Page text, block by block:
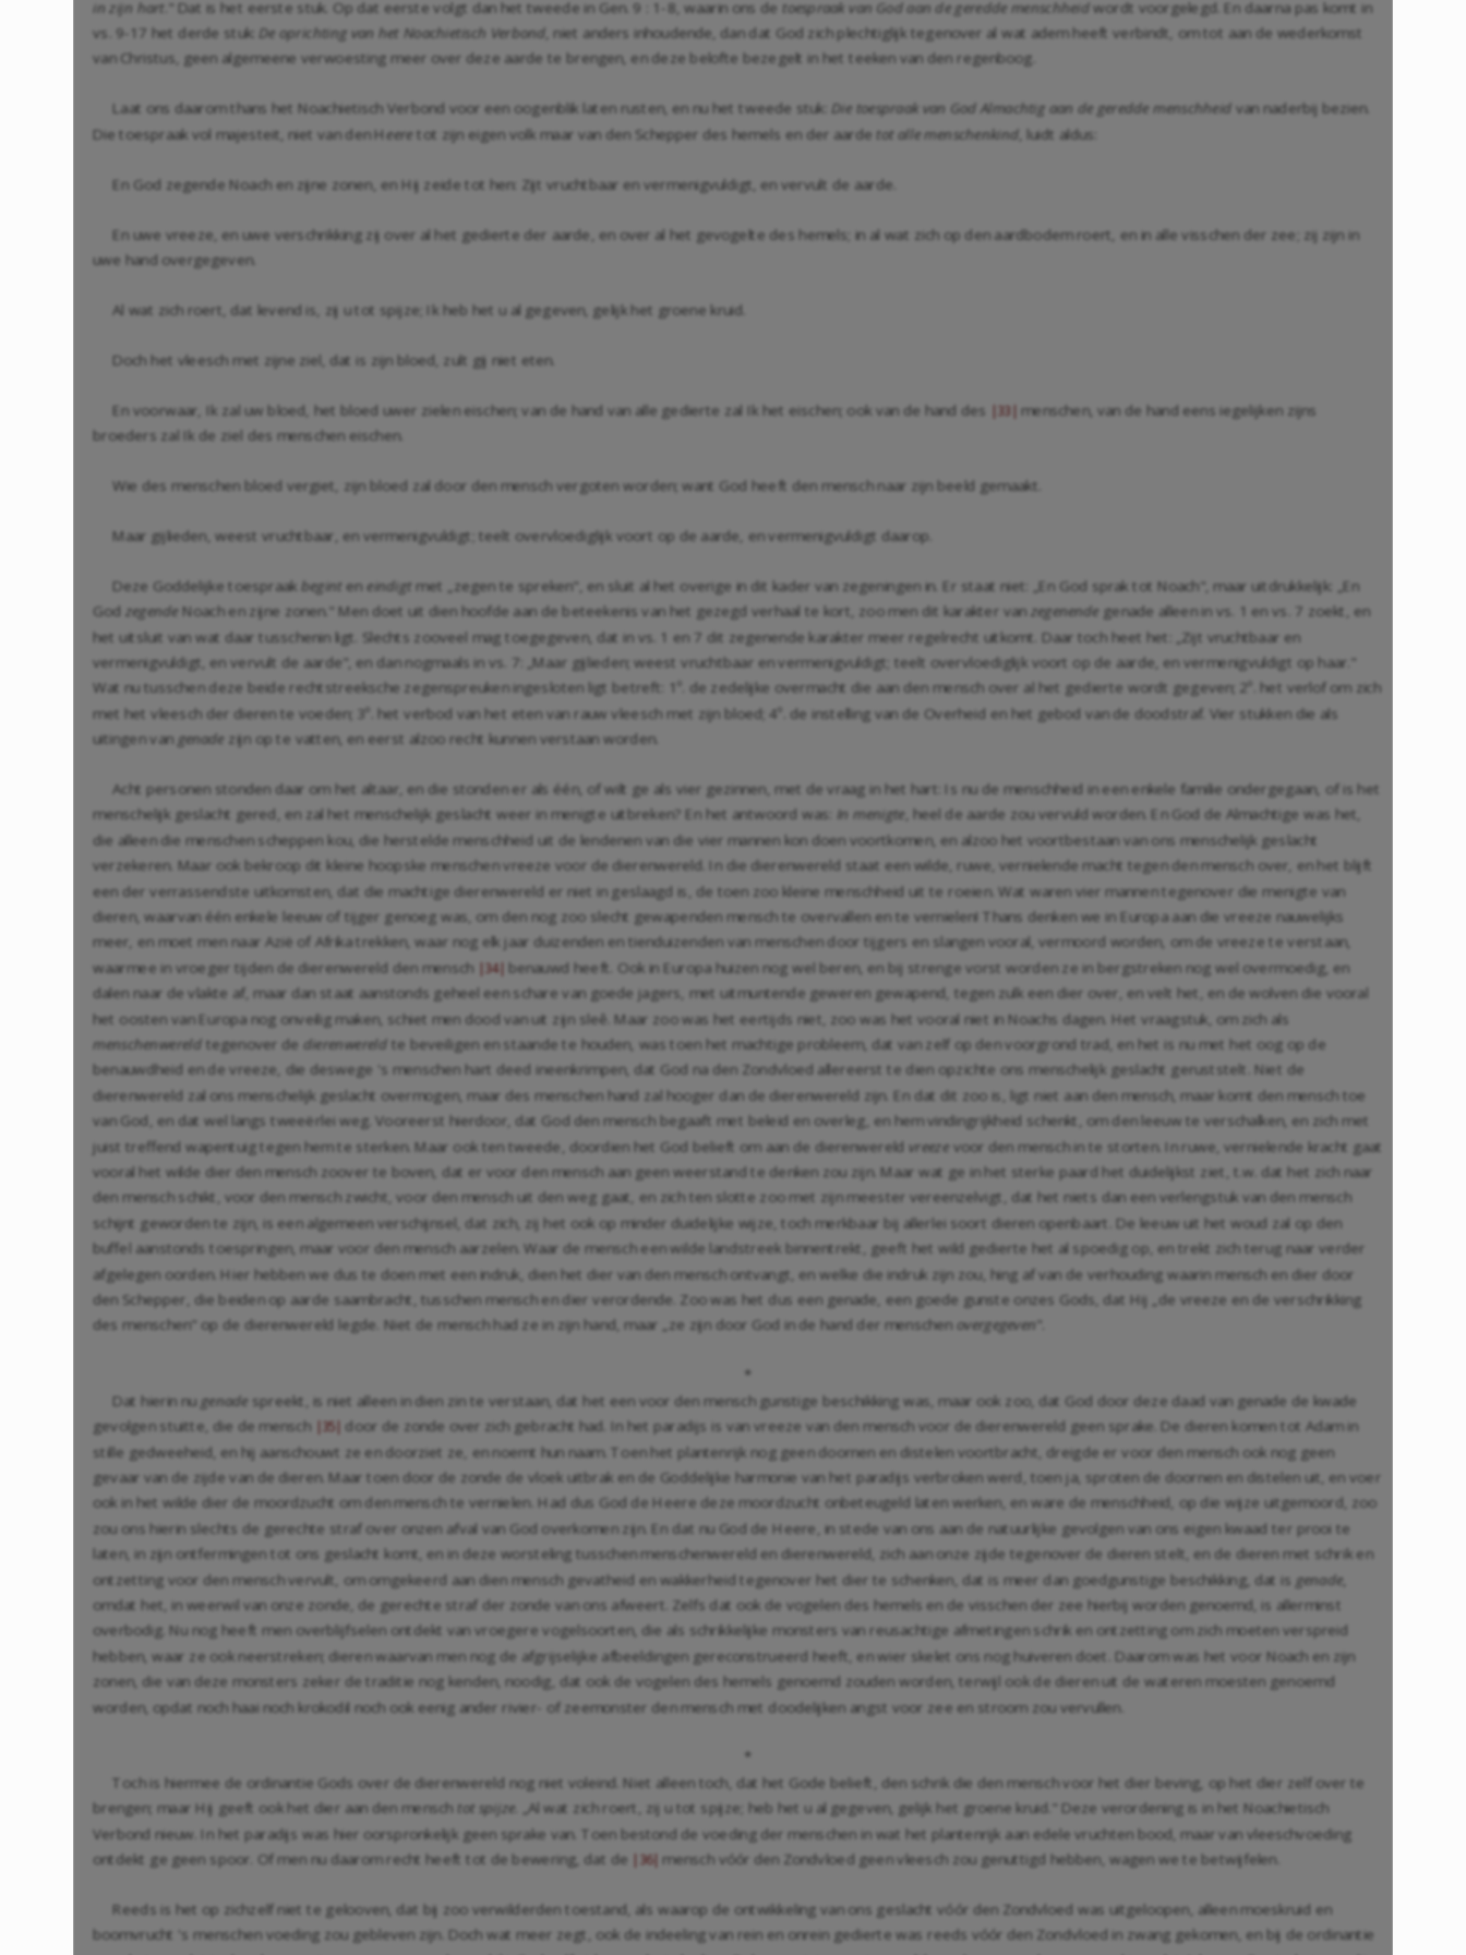
in zijn hart ." Dat is het eerste stuk. Op dat eerste volgt dan het tweede in Gen. 9 : 1-8, waarin ons de toespraak van God aan de geredde menschheidwordt voorgelegd. En daarna pas komt in
vs. 9-17 het derde stuk: De oprichting van het Noachietisch Verbond , niet anders inhoudende, dan dat God zich plechtiglijk tegenover al wat adem heeft verbindt, om tot aan de wederkomst
van Christus, geen algemeene verwoesting meer over deze aarde te brengen, en deze belofte bezegelt in het teeken van den regenboog.
Laat ons daarom thans het Noachietisch Verbond voor een oogenblik laten rusten, en nu het tweede stuk: Die toespraak van God Almachtig aan de geredde menschheid van naderbij bezien.
Die toespraak vol majesteit, niet van den Heere tot zijn eigen volk maar van den Schepper des hemels en der aarde tot alle menschenkind , luidt aldus:
En God zegende Noach en zijne zonen, en Hij zeide tot hen: Zijt vruchtbaar en vermenigvuldigt, en vervult de aarde.
En uwe vreeze, en uwe verschrikking zij over al het gedierte der aarde, en over al het gevogelte des hemels; in al wat zich op den aardbodem roert, en in alle visschen der zee; zij zijn in
uwe hand overgegeven.
Al wat zich roert, dat levend is, zij u tot spijze; Ik heb het u al gegeven, gelijk het groene kruid.
Doch het vleesch met zijne ziel, dat is zijn bloed, zult gij niet eten.
En voorwaar, Ik zal uw bloed, het bloed uwer zielen eischen; van de hand van alle gedierte zal Ik het eischen; ook van de hand des |33| menschen, van de hand eens iegelijken zijns
broeders zal Ik de ziel des menschen eischen.
Wie des menschen bloed vergiet, zijn bloed zal door den mensch vergoten worden; want God heeft den mensch naar zijn beeld gemaakt.
Maar gijlieden, weest vruchtbaar, en vermenigvuldigt; teelt overvloediglijk voort op de aarde, en vermenigvuldigt daarop.
Deze Goddelijke toespraak begint eneindigt met „zegen te spreken", en sluit al het overige in dit kader van zegeningen in. Er staat niet: „En God sprak tot Noach", maar uitdrukkelijk: „En
God zegende Noach en zijne zonen." Men doet uit dien hoofde aan de beteekenis van het gezegd verhaal te kort, zoo men dit karakter van zegenende genade alleen in vs. 1 en vs. 7 zoekt, en
het uitsluit van wat daar tusschenin ligt. Slechts zooveel mag toegegeven, dat in vs. 1 en 7 dit zegenende karakter meer regelrecht uitkomt. Daar toch heet het: „Zijt vruchtbaar en
vermenigvuldigt, en vervult de aarde", en dan nogmaals in vs. 7: „Maar gijlieden; weest vruchtbaar en vermenigvuldigt; teelt overvloediglijk voort op de aarde, en vermenigvuldigt op haar."
Wat nu tusschen deze beide rechtstreeksche zegenspreuken ingesloten ligt betreft: 1º. de zedelijke overmacht die aan den mensch over al het gedierte wordt gegeven; 2º. het verlof om zich
met het vleesch der dieren te voeden; 3º. het verbod van het eten van rauw vleesch met zijn bloed; 4º. de instelling van de Overheid en het gebod van de doodstraf. Vier stukken die als
uitingen van genade zijn op te vatten, en eerst alzoo recht kunnen verstaan worden.
Acht personen stonden daar om het altaar, en die stonden er als één, of wilt ge als vier gezinnen, met de vraag in het hart: Is nu de menschheid in een enkele familie ondergegaan, of is het
menschelijk geslacht gered, en zal het menschelijk geslacht weer in menigte uitbreken? En het antwoord was: In menigte , heel de aarde zou vervuld worden. En God de Almachtige was het,
die alleen die menschen scheppen kou, die herstelde menschheid uit de lendenen van die vier mannen kon doen voortkomen, en alzoo het voortbestaan van ons menschelijk geslacht
verzekeren. Maar ook bekroop dit kleine hoopske menschen vreeze voor de dierenwereld. In die dierenwereld staat een wilde, ruwe, vernielende macht tegen den mensch over, en het blijft
een der verrassendste uitkomsten, dat die machtige dierenwereld er niet in geslaagd is, de toen zoo kleine menschheid uit te roeien. Wat waren vier mannen tegenover die menigte van
dieren, waarvan één enkele leeuw of tijger genoeg was, om den nog zoo slecht gewapenden mensch te overvallen en te vernielen! Thans denken we in Europa aan die vreeze nauwelijks
meer, en moet men naar Azië of Afrika trekken, waar nog elk jaar duizenden en tienduizenden van menschen door tijgers en slangen vooral, vermoord worden, om de vreeze te verstaan,
waarmee in vroeger tijden de dierenwereld den mensch
|34| benauwd heeft. Ook in Europa huizen nog wel beren, en bij strenge vorst worden ze in bergstreken nog wel overmoedig, en
dalen naar de vlakte af, maar dan staat aanstonds geheel een schare van goede jagers, met uitmuntende geweren gewapend, tegen zulk een dier over, en velt het, en de wolven die vooral
het oosten van Europa nog onveilig maken, schiet men dood van uit zijn sleê. Maar zoo was het eertijds niet, zoo was het vooral niet in Noachs dagen. Het vraagstuk, om zich als
menschenwereld tegenover de dierenwereld te beveiligen en staande te houden, was toen het machtige probleem, dat van zelf op den voorgrond trad, en het is nu met het oog op de
benauwdheid en de vreeze, die deswege 's menschen hart deed ineenkrimpen, dat God na den Zondvloed allereerst te dien opzichte ons menschelijk geslacht geruststelt. Niet de
dierenwereld zal ons menschelijk geslacht overmogen, maar des menschen hand zal hooger dan de dierenwereld zijn. En dat dit zoo is, ligt niet aan den mensch, maar komt den mensch toe
van God, en dat wel langs tweeërlei weg. Vooreerst hierdoor, dat God den mensch begaaft met beleid en overleg, en hem vindingrijkheid schenkt, om den leeuw te verschalken, en zich met
juist treffend wapentuig tegen hem te sterken. Maar ook ten tweede, doordien het God belieft om aan de dierenwereld vreeze voor den mensch in te storten. In ruwe, vernielende kracht gaat
vooral het wilde dier den mensch zoover te boven, dat er voor den mensch aan geen weerstand te denken zou zijn. Maar wat ge in het sterke paard het duidelijkst ziet, t.w. dat het zich naar
den mensch schikt, voor den mensch zwicht, voor den mensch uit den weg gaat, en zich ten slotte zoo met zijn meester vereenzelvigt, dat het niets dan een verlengstuk van den mensch
schijnt geworden te zijn, is een algemeen verschijnsel, dat zich, zij het ook op minder duidelijke wijze, toch merkbaar bij allerlei soort dieren openbaart. De leeuw uit het woud zal op den
buffel aanstonds toespringen, maar voor den mensch aarzelen. Waar de mensch een wilde landstreek binnentrekt, geeft het wild gedierte het al spoedig op, en trekt zich terug naar verder
afgelegen oorden. Hier hebben we dus te doen met een indruk, dien het dier van den mensch ontvangt, en welke die indruk zijn zou, hing af van de verhouding waarin mensch en dier door
den Schepper, die beiden op aarde saambracht, tusschen mensch en dier verordende. Zoo was het dus een genade, een goede gunste onzes Gods, dat Hij „de vreeze en de verschrikking
des menschen" op de dierenwereld legde. Niet de mensch had ze in zijn hand, maar „ze zijn door God in de hand der menschen overgegeven".
*
Dat hierin nu genade spreekt, is niet alleen in dien zin te verstaan, dat het een voor den mensch gunstige beschikking was, maar ook zoo, dat God door deze daad van genade de kwade
gevolgen stuitte, die de mensch
|35| door de zonde over zich gebracht had. In het paradijs is van vreeze van den mensch voor de dierenwereld geen sprake. De dieren komen tot Adam in
stille gedweeheid, en hij aanschouwt ze en doorziet ze, en noemt hun naam. Toen het plantenrijk nog geen doornen en distelen voortbracht, dreigde er voor den mensch ook nog geen
gevaar van de zijde van de dieren. Maar toen door de zonde de vloek uitbrak en de Goddelijke harmonie van het paradijs verbroken werd, toen ja, sproten de doornen en distelen uit, en voer
ook in het wilde dier de moordzucht om den mensch te vernielen. Had dus God de Heere deze moordzucht onbeteugeld laten werken, en ware de menschheid, op die wijze uitgemoord, zoo
zou ons hierin slechts de gerechte straf over onzen afval van God overkomen zijn. En dat nu God de Heere, in stede van ons aan de natuurlijke gevolgen van ons eigen kwaad ter prooi te
laten, in zijn ontfermingen tot ons geslacht komt, en in deze worsteling tusschen menschenwereld en dierenwereld, zich aan onze zijde tegenover de dieren stelt, en de dieren met schrik en
ontzetting voor den mensch vervult, om omgekeerd aan dien mensch gevatheid en wakkerheid tegenover het dier te schenken, dat is meer dan goedgunstige beschikking, dat is genade,
omdat het, in weerwil van onze zonde, de gerechte straf der zonde van ons afweert. Zelfs dat ook de vogelen des hemels en de visschen der zee hierbij worden genoemd, is allerminst
overbodig. Nu nog heeft men overblijfselen ontdekt van vroegere vogelsoorten, die als schrikkelijke monsters van reusachtige afmetingen schrik en ontzetting om zich moeten verspreid
hebben, waar ze ook neerstreken; dieren waarvan men nog de afgrijselijke afbeeldingen gereconstrueerd heeft, en wier skelet ons nog huiveren doet. Daarom was het voor Noach en zijn
zonen, die van deze monsters zeker de traditie nog kenden, noodig, dat ook de vogelen des hemels genoemd zouden worden, terwijl ook de dieren uit de wateren moesten genoemd
worden, opdat noch haai noch krokodil noch ook eenig ander rivier- of zeemonster den mensch met doodelijken angst voor zee en stroom zou vervullen.
*
Toch is hiermee de ordinantie Gods over de dierenwereld nog niet voleind. Niet alleen toch, dat het Gode belieft, den schrik die den mensch voor het dier beving, op het dier zelf over te
brengen; maar Hij geeft ook het dier aan den mensch tot spijze . „Al wat zich roert, zij u tot spijze; heb het u al gegeven, gelijk het groene kruid." Deze verordening is in het Noachietisch
Verbond nieuw. In het paradijs was hier oorspronkelijk geen sprake van. Toen bestond de voeding der menschen in wat het plantenrijk aan edele vruchten bood, maar van vleeschvoeding
ontdekt ge geen spoor. Of men nu daarom recht heeft tot de bewering, dat de
|36|mensch vóór den Zondvloed geen vleesch zou genuttigd hebben, wagen we te betwijfelen.
Reeds is het op zichzelf niet te gelooven, dat bij zoo verwilderden toestand, als waarop de ontwikkeling van ons geslacht vóór den Zondvloed was uitgeloopen, alleen moeskruid en
boomvrucht 's menschen voeding zou gebleven zijn. Doch wat meer zegt, ook de indeeling van rein en onrein gedierte was reeds vóór den Zondvloed in zwang gekomen, en bij de ordinantie